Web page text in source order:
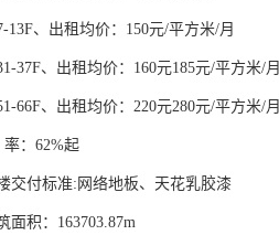
13F、出租均价：150元/平方米/月
37F、出租均价：160元185元/平方米/月
66F、出租均价：220元280元/平方米/月
率：62%起
交付标准:网络地板、天花乳胶漆
面积：163703.87m